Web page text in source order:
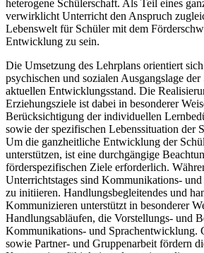
heterogene Schülerschaft. Als Teil eines
verwirklicht Unterricht den Anspruch
Lebenswelt für Schüler mit dem
Entwicklung zu sein.
Die Umsetzung des Lehrplans orientiert
psychischen und sozialen Ausgangslage
aktuellen Entwicklungsstand. Die
Erziehungsziele ist dabei in besonderer
Berücksichtigung der individuellen
sowie der spezifischen Lebenssituation der
Um die ganzheitliche Entwicklung der
unterstützen, ist eine durchgängige
förderspezifischen Ziele erforderlich.
Unterrichtstages sind Kommunikations- und
zu initiieren. Handlungsbegleitendes und
Kommunizieren unterstützt in besonderer
Handlungsabläufen, die Vorstellungs- und
Kommunikations- und Sprachentwicklung.
sowie Partner- und Gruppenarbeit fördern